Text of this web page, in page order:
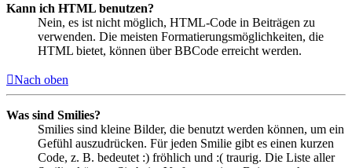
Kann ich HTML benutzen?
Nein, es ist nicht möglich, HTML-Code in Beiträgen zu
verwenden. Die meisten Formatierungsmöglichkeiten, die
HTML bietet, können über BBCode erreicht werden.
Nach oben
Was sind Smilies?
Smilies sind kleine Bilder, die benutzt werden können, um ein
Gefühl auszudrücken. Für jeden Smilie gibt es einen kurzen
Code, z. B. bedeutet :) fröhlich und :( traurig. Die Liste aller